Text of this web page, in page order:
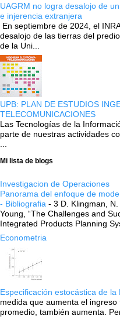
UAGRM no logra desalojo de
e injerencia extranjera
En septiembre de 2024, el
desalojo de las tierras del
de la Uni...
UPB: PLAN DE ESTUDIOS
TELECOMUNICACIONES
Las Tecnologías de la
parte de nuestras actividades
Mi lista de blogs
Investigacion de Operaciones
Panorama del enfoque de
- Bibliografia - 3 D. Klingman, N.
Young, “The Challenges and
Integrated Products Planning
Econometria
Especificación estocástica de la
medida que aumenta el
promedio, también aumenta.